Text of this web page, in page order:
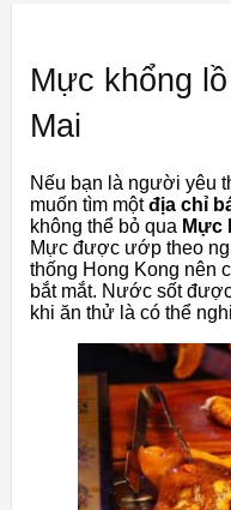
Mực khổng
Mai
Nếu bạn là người yêu
muốn tìm mộtđịa chỉ
không thể bỏ qua Mực
Mực được ướp theo
thống Hong Kong nên
bắt mắt. Nước sốt
khi ăn thử là có thể